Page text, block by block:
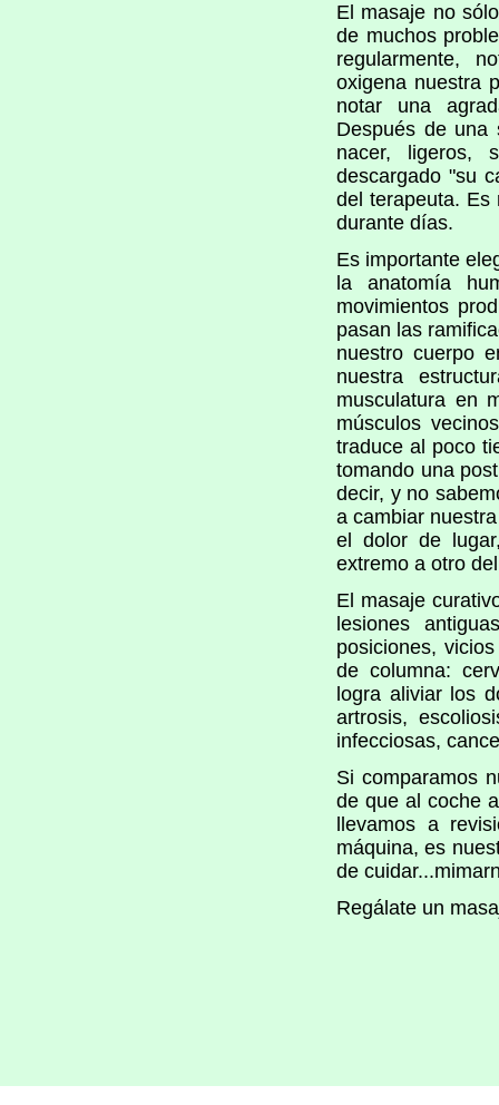
El masaje no
de muchos
regularmente,
oxigena nuestra
notar una
Después de una
nacer, ligeros,
descargado "su
del terapeuta. Es
durante días.
Es importante
la anatomía
movimientos
pasan las
nuestro cuerpo
nuestra
musculatura en
músculos
traduce al poco
tomando una
decir, y no
a cambiar
el dolor de
extremo a otro
El masaje
lesiones
posiciones,
de columna:
logra aliviar los
artrosis,
infecciosas,
Si comparamos
de que al coche
llevamos a
máquina, es
de
Regálate un